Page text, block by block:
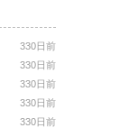
330日前
330日前
330日前
330日前
330日前